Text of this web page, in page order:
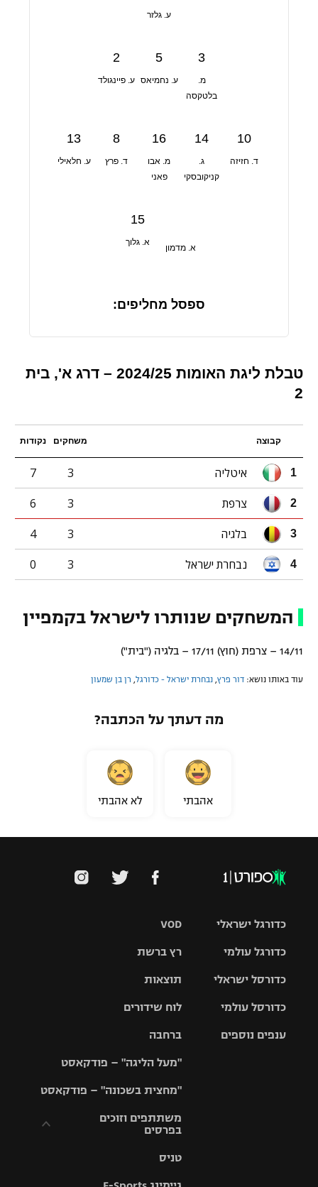
ע. גלזר
2
ע. פיינגולד
5
ע. נחמיאס
3
מ.
בלטקסה
13
ע. חלאילי
8
ד. פרץ
16
מ. אבו
פאני
14
ג.
קניקובסקי
10
ד. חזיזה
15
א. גלוך
א. מדמון
ספסל מחליפים:
טבלת ליגת האומות 2024/25 – דרג א', בית
2
קבוצה משחקים נקודות
1 איטליה 3
7
2 צרפת 3
6
3 בלגיה 3
4
4 נבחרת ישראל 3
0
המשחקים שנותרו לישראל בקמפיין
14/11 – צרפת (חוץ) 17/11 – בלגיה ("בית")
עוד באותו נושא: דור פרץ נבחרת ישראל - כדורגל רן בן שמעון
מה דעתך על הכתבה?
אהבתי לא אהבתי
VOD
רץ ברשת
תוצאות
לוח שידורים
ברחבה
"מעל הליגה" – פודקאסט
"מחצית בשכונה" – פודקאסט
משתתפים וזוכים
בפרסים
וזוכים בפרסים
טניס
כדורגל ישראלי
גביע הטוטו
כדורגל עולמי
האלופות
ליגה
כדורסל ישראלי
סל
כדורסל עולמי
ענפים נוספים